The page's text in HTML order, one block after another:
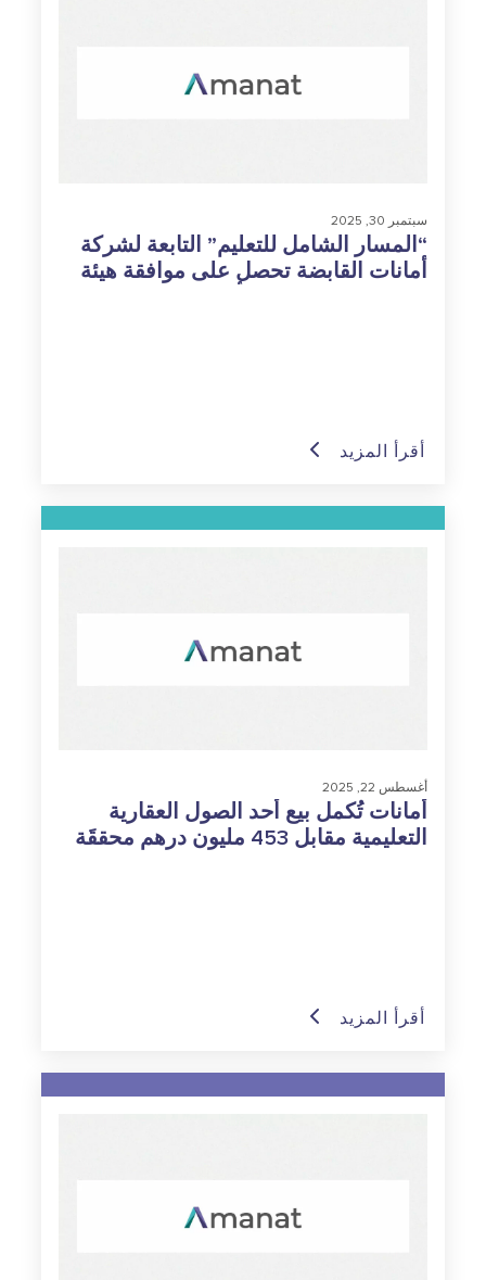
سبتمبر 30, 2025
“المسار الشامل للتعليم” التابعة لشركة
أمانات القابضة تحصل على موافقة هيئة
أقرأ المزيد
أغسطس 22, 2025
أمانات تُكمل بيع أحد الصول العقارية
التعليمية مقابل 453 مليون درهم محققَة
أقرأ المزيد